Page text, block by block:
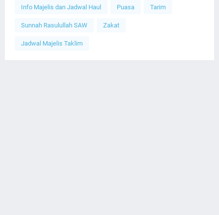
Info Majelis dan Jadwal Haul Puasa Tarim
Sunnah Rasulullah SAW Zakat
Jadwal Majelis Taklim